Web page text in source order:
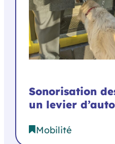
Sonorisation
un levier
Mobilité